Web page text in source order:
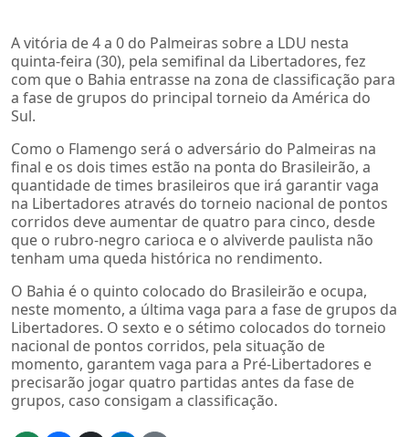
A vitória de 4 a 0 do Palmeiras sobre a LDU nesta
quinta-feira (30), pela semifinal da Libertadores, fez
com que o Bahia entrasse na zona de classificação para
a fase de grupos do principal torneio da América do
Sul.
Como o Flamengo será o adversário do Palmeiras na
final e os dois times estão na ponta do Brasileirão, a
quantidade de times brasileiros que irá garantir vaga
na Libertadores através do torneio nacional de pontos
corridos deve aumentar de quatro para cinco, desde
que o rubro-negro carioca e o alviverde paulista não
tenham uma queda histórica no rendimento.
O Bahia é o quinto colocado do Brasileirão e ocupa,
neste momento, a última vaga para a fase de grupos da
Libertadores. O sexto e o sétimo colocados do torneio
nacional de pontos corridos, pela situação de
momento, garantem vaga para a Pré-Libertadores e
precisarão jogar quatro partidas antes da fase de
grupos, caso consigam a classificação.